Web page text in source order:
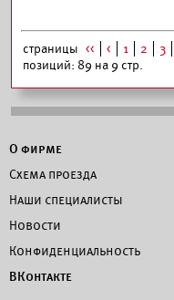
страницы << < 1 2 3
позиций: 89 на 9 стр.
О фирме
Схема проезда
Наши специалисты
Новости
Конфиденциальность
ВКонтакте